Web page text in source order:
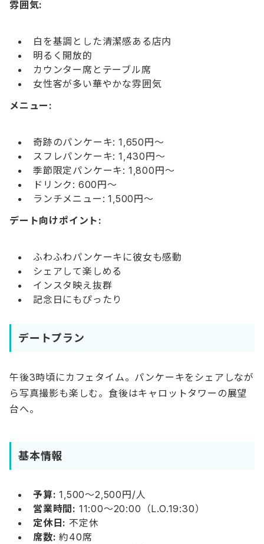
雰囲気:
白を基調とした清潔感ある店内
明るく開放的
カウンター席とテーブル席
女性客が多い華やかな雰囲気
メニュー:
奇跡のパンケーキ: 1,650円〜
スフレパンケーキ: 1,430円〜
季節限定パンケーキ: 1,800円〜
ドリンク: 600円〜
ランチメニュー: 1,500円〜
デート向けポイント:
ふわふわパンケーキに彼女も感動
シェアして楽しめる
インスタ映え抜群
記念日にもぴったり
デートプラン
午後3時頃にカフェタイム。パンケーキをシェアしなが
ら写真撮影も楽しむ。食後はキャロットタワーの展望
台へ。
基本情報
予算: 1,500〜2,500円/人
営業時間: 11:00〜20:00（L.O.19:30）
定休日: 不定休
席数: 約40席